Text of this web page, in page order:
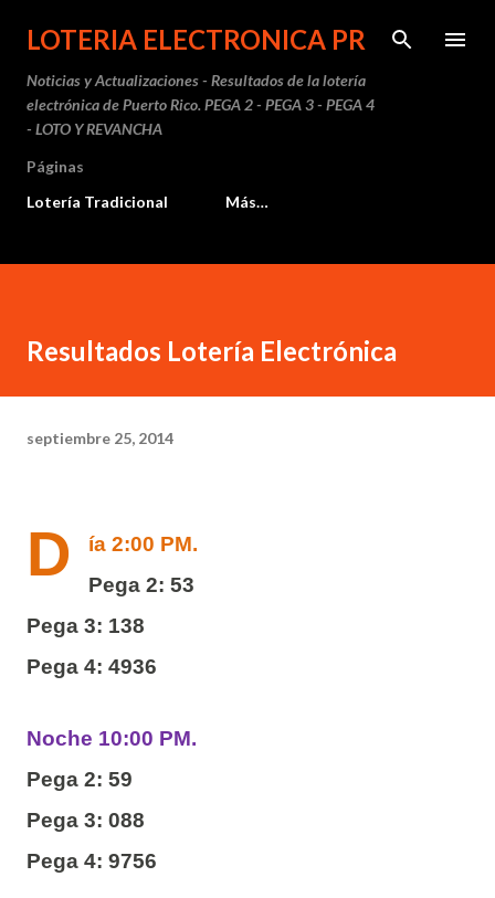
Ir al contenido principal
LOTERIA ELECTRONICA PR
Noticias y Actualizaciones - Resultados de la lotería
electrónica de Puerto Rico. PEGA 2 - PEGA 3 - PEGA 4
- LOTO Y REVANCHA
Páginas
Lotería Tradicional
Más…
Resultados Lotería Electrónica
septiembre 25, 2014
D
ía 2:00 PM.
Pega 2: 53
Pega 3: 138
Pega 4: 4936
Noche 10:00 PM.
Pega 2: 59
Pega 3: 088
Pega 4: 9756